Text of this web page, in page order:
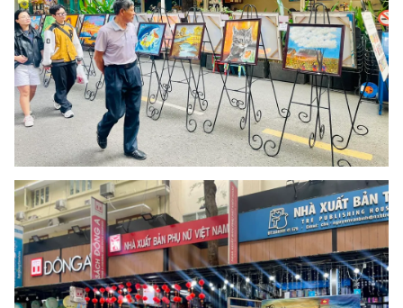
® Cấm sao chép dưới mọi hình thức nếu không có sự chấp
thuận bằng văn bản. Ghi rõ nguồn VTV.vn khi phát hành lại
thông tin từ website này.